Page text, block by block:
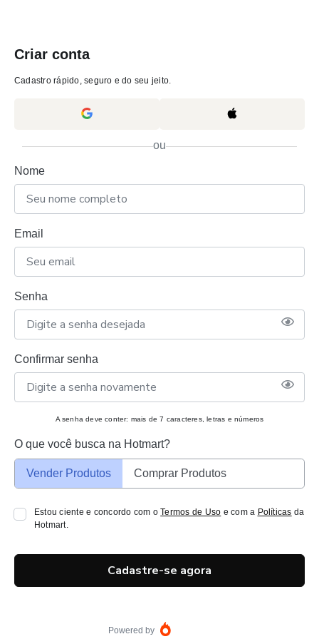
Criar conta
Cadastro rápido, seguro e do seu jeito.
ou
Nome
Email
Senha
Confirmar senha
A senha deve conter: mais de 7 caracteres, letras e números
O que você busca na Hotmart?
Vender Produtos Comprar Produtos
Estou ciente e concordo com oTermos de Uso e com a Políticas da
Hotmart.
Cadastre-se agora
Powered by